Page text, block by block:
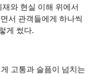
와 현실 이해 위에서
서 관객들에게 하나씩
게 썼다.
고통과 슬픔이 넘치는